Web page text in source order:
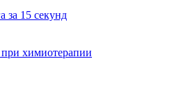
за 15 секунд
химиотерапии